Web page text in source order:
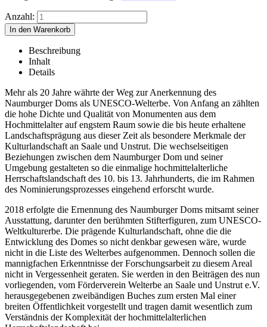
Anzahl:
Beschreibung
Inhalt
Details
Mehr als 20 Jahre währte der Weg zur Anerkennung des
Naumburger Doms als UNESCO-Welterbe. Von Anfang an zählten
die hohe Dichte und Qualität von Monumenten aus dem
Hochmittelalter auf engstem Raum sowie die bis heute erhaltene
Landschaftsprägung aus dieser Zeit als besondere Merkmale der
Kulturlandschaft an Saale und Unstrut. Die wechselseitigen
Beziehungen zwischen dem Naumburger Dom und seiner
Umgebung gestalteten so die einmalige hochmittelalterliche
Herrschaftslandschaft des 10. bis 13. Jahrhunderts, die im Rahmen
des Nominierungsprozesses eingehend erforscht wurde.
2018 erfolgte die Ernennung des Naumburger Doms mitsamt seiner
Ausstattung, darunter den berühmten Stifterfiguren, zum UNESCO-
Weltkulturerbe. Die prägende Kulturlandschaft, ohne die die
Entwicklung des Domes so nicht denkbar gewesen wäre, wurde
nicht in die Liste des Welterbes aufgenommen. Dennoch sollen die
mannigfachen Erkenntnisse der Forschungsarbeit zu diesem Areal
nicht in Vergessenheit geraten. Sie werden in den Beiträgen des nun
vorliegenden, vom Förderverein Welterbe an Saale und Unstrut e.V.
herausgegebenen zweibändigen Buches zum ersten Mal einer
breiten Öffentlichkeit vorgestellt und tragen damit wesentlich zum
Verständnis der Komplexität der hochmittelalterlichen